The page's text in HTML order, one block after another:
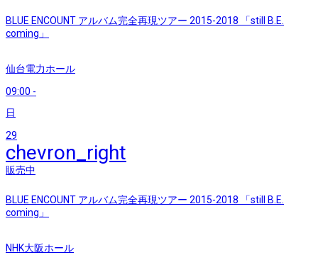
BLUE ENCOUNT アルバム完全再現ツアー 2015-2018 「still B.E.
coming」
仙台電力ホール
09:00 -
日
29
chevron_right
販売中
BLUE ENCOUNT アルバム完全再現ツアー 2015-2018 「still B.E.
coming」
NHK大阪ホール